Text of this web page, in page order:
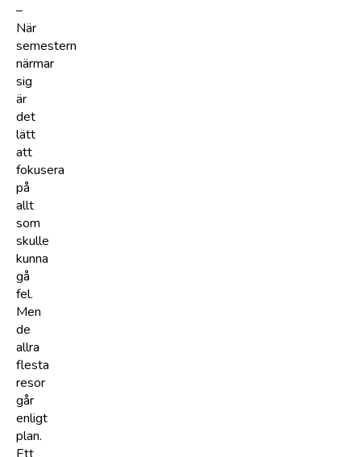
–
När
semestern
närmar
sig
är
det
lätt
att
fokusera
på
allt
som
skulle
kunna
gå
fel.
Men
de
allra
flesta
resor
går
enligt
plan.